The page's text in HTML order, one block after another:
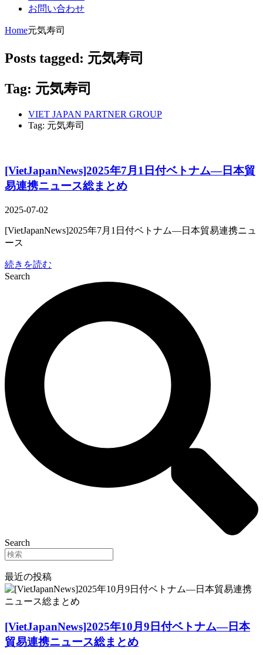
お問い合わせ
Home元気寿司
Posts tagged: 元気寿司
Tag: 元気寿司
VIET JAPAN PARTNER GROUP
Tag: 元気寿司
[VietJapanNews]2025年7月1日付ベトナム―日本貿
易連携ニュース総まとめ
2025-07-02
[VietJapanNews]2025年7月1日付ベトナム―日本貿易連携ニュ
ース
続きを読む
Search
Search
最近の投稿
[VietJapanNews]2025年10月9日付ベトナム―日本
貿易連携ニュース総まとめ